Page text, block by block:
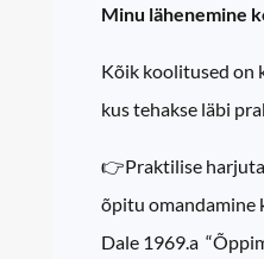
Minu lähenemine
Kõik koolitused on
kus tehakse läbi
👉Praktilise
õpitu omandamine
Dale 1969.a